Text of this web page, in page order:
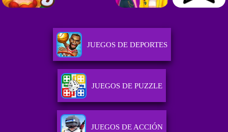
JUEGOS DE DEPORTES
JUEGOS DE PUZZLE
JUEGOS DE ACCIÓN